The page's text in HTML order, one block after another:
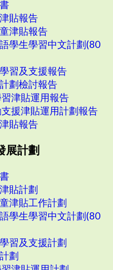
貼報告
津貼報告
學生學習中文計劃(80
習及支援報告
劃檢討報告
津貼運用報告
援津貼運用計劃報告
貼報告
展計劃
貼計劃
津貼工作計劃
學生學習中文計劃(80
習及支援計劃
劃